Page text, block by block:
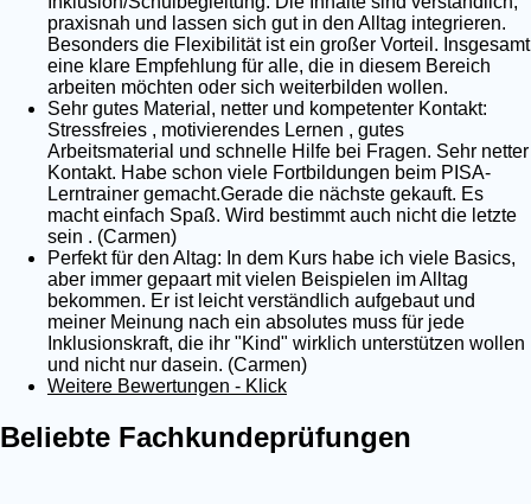
praxisnah und lassen sich gut in den Alltag integrieren.
Besonders die Flexibilität ist ein großer Vorteil. Insgesamt
eine klare Empfehlung für alle, die in diesem Bereich
arbeiten möchten oder sich weiterbilden wollen.
Sehr gutes Material, netter und kompetenter Kontakt:
Stressfreies , motivierendes Lernen , gutes
Arbeitsmaterial und schnelle Hilfe bei Fragen. Sehr netter
Kontakt. Habe schon viele Fortbildungen beim PISA-
Lerntrainer gemacht.Gerade die nächste gekauft. Es
macht einfach Spaß. Wird bestimmt auch nicht die letzte
sein . (Carmen)
Perfekt für den Altag: In dem Kurs habe ich viele Basics,
aber immer gepaart mit vielen Beispielen im Alltag
bekommen. Er ist leicht verständlich aufgebaut und
meiner Meinung nach ein absolutes muss für jede
Inklusionskraft, die ihr "Kind" wirklich unterstützen wollen
und nicht nur dasein. (Carmen)
Weitere Bewertungen - Klick
Beliebte Fachkundeprüfungen